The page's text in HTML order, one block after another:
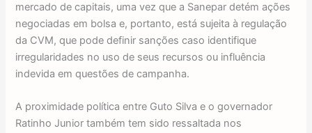
mercado de capitais, uma vez que a Sanepar detém ações
negociadas em bolsa e, portanto, está sujeita à regulação
da CVM, que pode definir sanções caso identifique
irregularidades no uso de seus recursos ou influência
indevida em questões de campanha.
A proximidade política entre Guto Silva e o governador
Ratinho Junior também tem sido ressaltada nos